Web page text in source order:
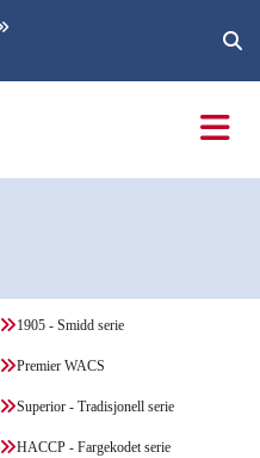
1905 - Smidd serie
Premier WACS
Superior - Tradisjonell serie
HACCP - Fargekodet serie